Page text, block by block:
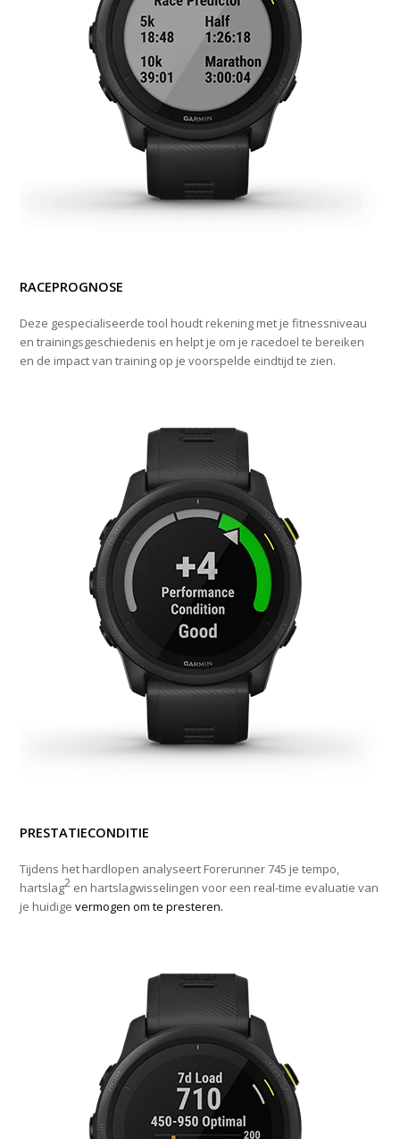
RACEPROGNOSE
Deze gespecialiseerde tool houdt rekening met je fitnessniveau
en trainingsgeschiedenis en helpt je om je racedoel te bereiken
en de impact van training op je voorspelde eindtijd te zien.
PRESTATIECONDITIE
Tijdens het hardlopen analyseert Forerunner 745 je tempo,
hartslag2 en hartslagwisselingen voor een real-time evaluatie van
je huidigevermogen om te presteren.